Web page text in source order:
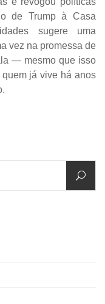
de Trump à Casa
sugere uma
vez na promessa de
— mesmo que isso
já vive há anos